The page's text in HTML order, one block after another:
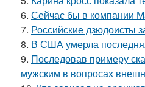
6. Сейчас бы в компании
7. Российские дзюдоисты
8. В США умерла
9. Последовав примеру
мужским в вопросах